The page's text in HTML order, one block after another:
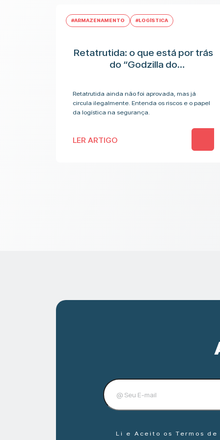
#ARMAZENAMENTO #LOGÍSTICA
Retatrutida: o que está por trás
do “Godzilla do
Retatrutida ainda não foi aprovada, mas já
circula ilegalmente. Entenda os riscos e o papel
da logística na segurança.
LER ARTIGO
Li e Aceito os Termos de